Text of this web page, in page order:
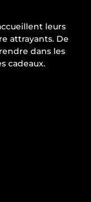
leurs
attrayants. De
dans les
cadeaux.